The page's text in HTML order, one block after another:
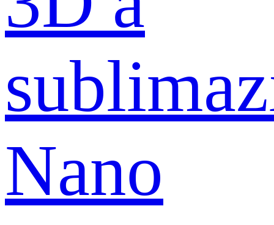
Nano